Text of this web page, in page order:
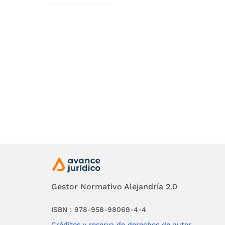
5.
Gestor Normativo Alejandría 2.0
ISBN : 978-958-98069-4-4